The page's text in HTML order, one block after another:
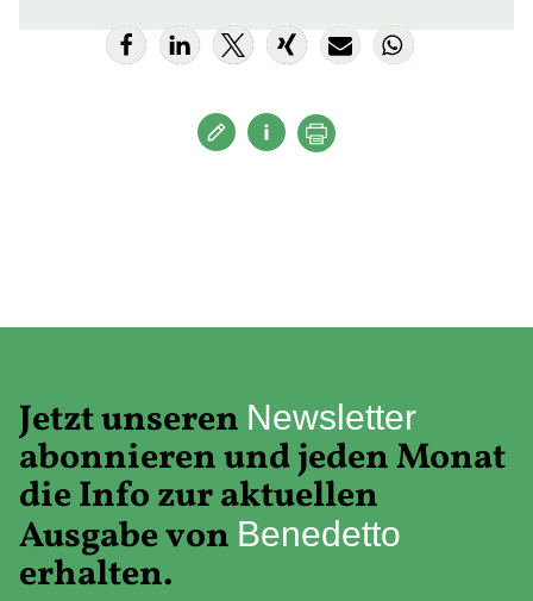
Jetzt unseren Newsletter
abonnieren und jeden Monat
die Info zur aktuellen
Ausgabe von Benedetto
erhalten.